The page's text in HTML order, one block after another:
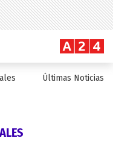
Últimas Noticias